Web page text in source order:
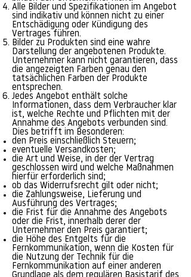
Alle Bilder und Spezifikationen im Angebot
sind indikativ und können nicht zu einer
Entschädigung oder Kündigung des
Vertrages führen.
Bilder zu Produkten sind eine wahre
Darstellung der angebotenen Produkte.
Unternehmer kann nicht garantieren, dass
die angezeigten Farben genau den
tatsächlichen Farben der Produkte
entsprechen.
Jedes Angebot enthält solche
Informationen, dass dem Verbraucher klar
ist, welche Rechte und Pflichten mit der
Annahme des Angebots verbunden sind.
Dies betrifft im Besonderen:
den Preis einschließlich Steuern;
eventuelle Versandkosten;
die Art und Weise, in der der Vertrag
geschlossen wird und welche Maßnahmen
hierfür erforderlich sind;
ob das Widerrufsrecht gilt oder nicht;
die Zahlungsweise, Lieferung und
Ausführung des Vertrages;
die Frist für die Annahme des Angebots
oder die Frist, innerhalb derer der
Unternehmer den Preis garantiert;
die Höhe des Entgelts für die
Fernkommunikation, wenn die Kosten für
die Nutzung der Technik für die
Fernkommunikation auf einer anderen